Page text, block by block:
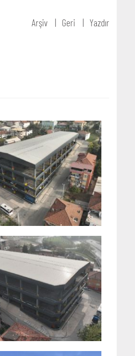
Arşiv Geri Yazdır